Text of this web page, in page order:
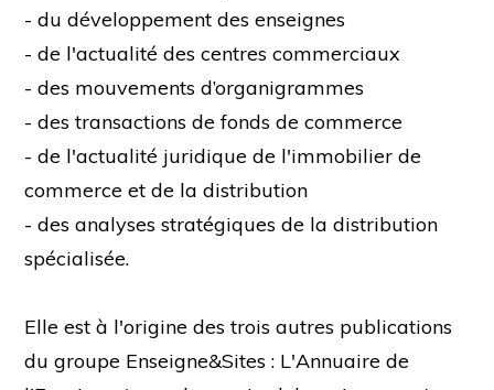
- du développement des enseignes
- de l'actualité des centres commerciaux
- des mouvements d’organigrammes
- des transactions de fonds de commerce
- de l'actualité juridique de l'immobilier de
commerce et de la distribution
- des analyses stratégiques de la distribution
spécialisée.
Elle est à l'origine des trois autres publications
du groupe Enseigne&Sites : L'Annuaire de